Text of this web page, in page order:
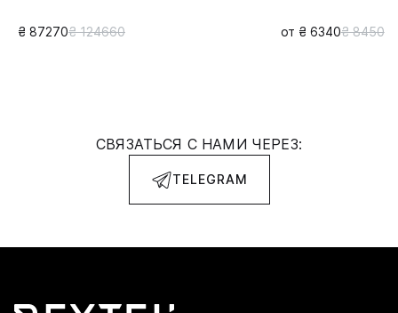
₴ 87270₴ 124660 от ₴ 6340₴ 8450
СВЯЗАТЬСЯ С НАМИ ЧЕРЕЗ:
TELEGRAM